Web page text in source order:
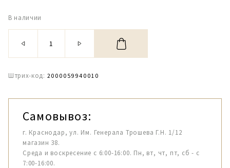
В наличии
Штрих-код: 2000059940010
Самовывоз:
г. Краснодар, ул. Им. Генерала Трошева Г.Н. 1/12
магазин 38.
Среда и воскресение с 6:00-16:00. Пн, вт, чт, пт, сб - с
7:00-16:00.